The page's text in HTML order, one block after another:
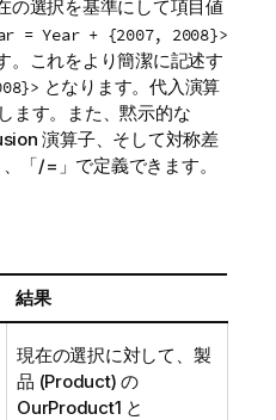
の選択を基準にして項目値
= Year + {2007, 2008}>
。これをより簡潔に記述す
となります。代入演算
ます。また、黙示的な
演算子、そして対称差
「/=」で定義できます。
結果
現在の選択に対して、製
品 (Product) の
OurProduct1 と